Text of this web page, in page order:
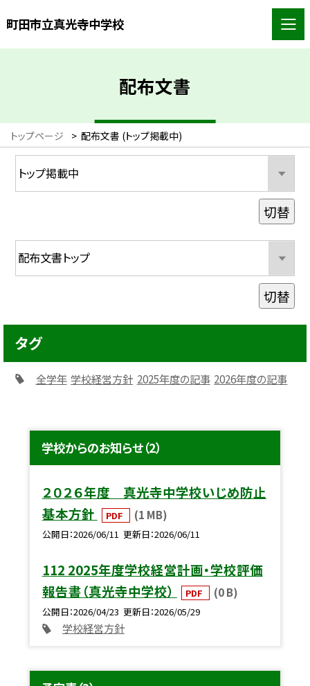
町田市立真光寺中学校
配布文書
トップページ > 配布文書 (トップ掲載中)
学校からのお知らせ（2）
２０２６年度 真光寺中学校いじめ防止
基本方針
PDF (1 MB)
公開日 2026/06/11 更新日 2026/06/11
112 2025年度学校経営計画・学校評価
報告書（真光寺中学校）
PDF (0 B)
公開日 2026/04/23 更新日 2026/05/29
学校経営方針
切替
切替
タグ
全学年 学校経営方針 2025年度の記事 2026年度の記事